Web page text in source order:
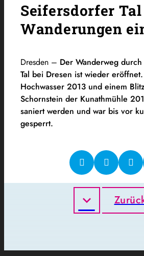
Seifersdorfer
Wanderungen
Dresden – Der Wanderweg
Tal bei Dresen ist wieder
Hochwasser 2013 und einem
Schornstein der Kunathmühle
saniert werden und war bis vor
gesperrt.